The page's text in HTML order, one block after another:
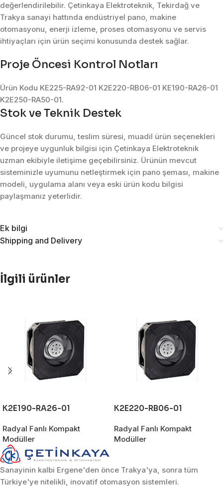
değerlendirilebilir. Çetinkaya Elektroteknik, Tekirdağ ve
Trakya sanayi hattında endüstriyel pano, makine
otomasyonu, enerji izleme, proses otomasyonu ve servis
ihtiyaçları için ürün seçimi konusunda destek sağlar.
Proje Öncesi Kontrol Notları
Ürün Kodu KE225-RA92-01 K2E220-RB06-01 KE190-RA26-01
K2E250-RA50-01.
Stok ve Teknik Destek
Güncel stok durumu, teslim süresi, muadil ürün seçenekleri
ve projeye uygunluk bilgisi için Çetinkaya Elektroteknik
uzman ekibiyle iletişime geçebilirsiniz. Ürünün mevcut
sisteminizle uyumunu netleştirmek için pano şeması, makine
modeli, uygulama alanı veya eski ürün kodu bilgisi
paylaşmanız yeterlidir.
Ek bilgi
Shipping and Delivery
İlgili ürünler
K2E190-RA26-01
Radyal Fanlı Kompakt
Modüller
K2E220-RB06-01
Radyal Fanlı Kompakt
Modüller
Sanayinin kalbi Ergene'den önce Trakya'ya, sonra tüm
Türkiye'ye nitelikli, inovatif otomasyon sistemleri.